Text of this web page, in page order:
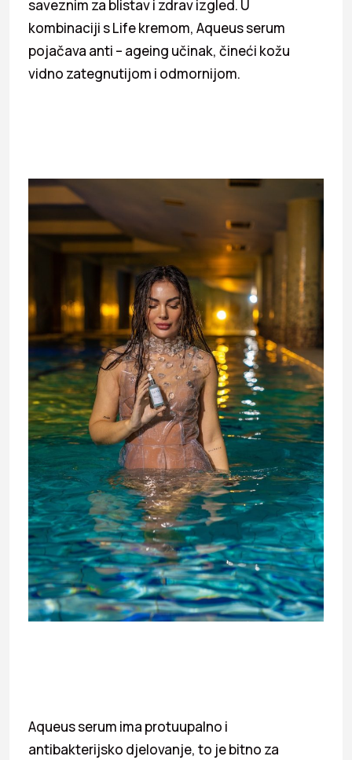
saveznim za blistav i zdrav izgled. U
kombinaciji s Life kremom, Aqueus serum
pojačava anti – ageing učinak, čineći kožu
vidno zategnutijom i odmornijom.
Aqueus serum ima protuupalno i
antibakterijsko djelovanje, to je bitno za